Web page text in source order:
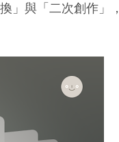
」與「二次創作」，